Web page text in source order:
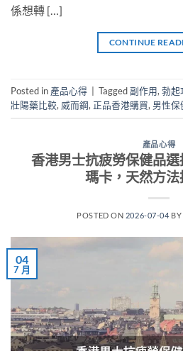
係想轉 […]
CONTINUE
Posted in 產品心得 Tagged副作用, 勃起
壯陽藥比較, 威而鋼, 正品香港購買, 男性保
產品心得
香港男士抗疲勞保健品
瑪卡，天然方
POSTED ON 2026-07-04 BY
04
7 月